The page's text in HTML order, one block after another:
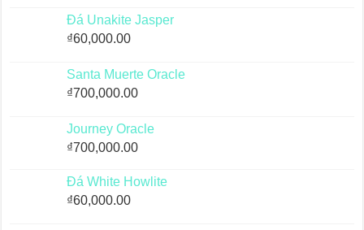
Đá Unakite Jasper
₫60,000.00
Santa Muerte Oracle
₫700,000.00
Journey Oracle
₫700,000.00
Đá White Howlite
₫60,000.00